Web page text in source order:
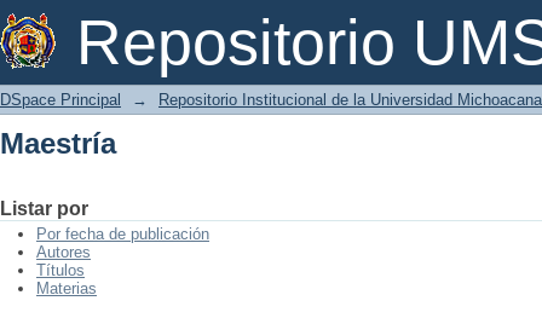
Repositorio
Maestría
DSpace Principal → Repositorio Institucional de la Universidad
Maestría
Listar por
Por fecha de publicación
Autores
Títulos
Materias